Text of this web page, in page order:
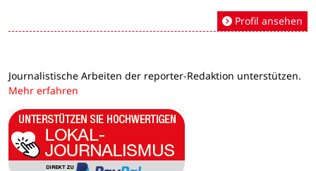
Profil ansehen
Journalistische Arbeiten der reporter-Redaktion unterstützen.
Mehr erfahren